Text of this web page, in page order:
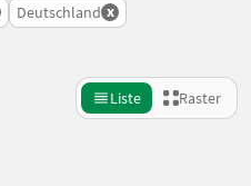
Deutschland x
Liste Raster